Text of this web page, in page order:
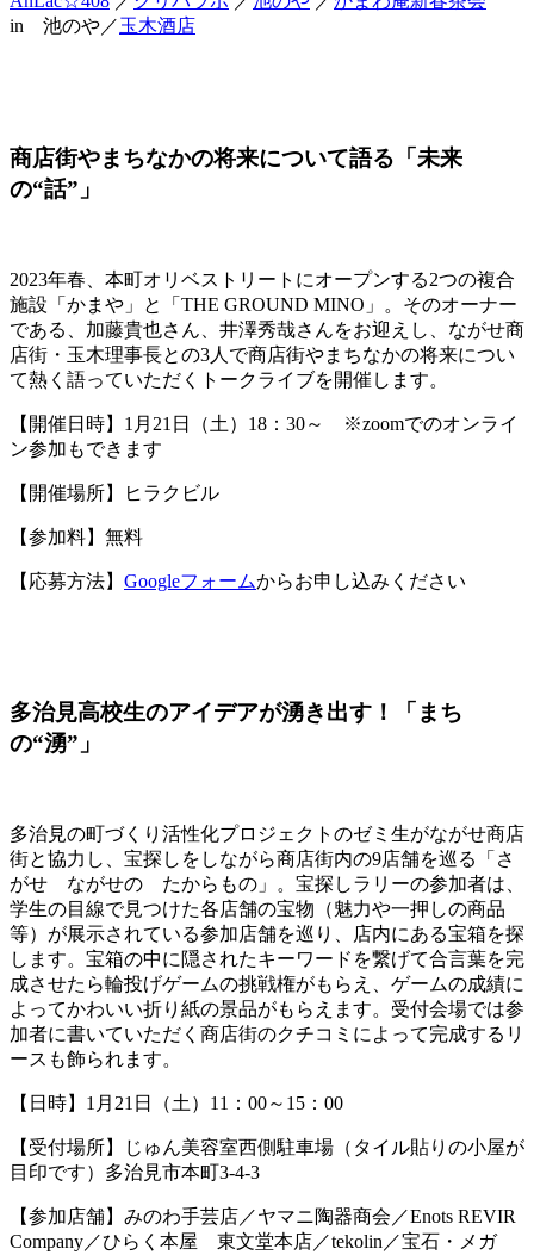
in 池のや／玉木酒店
商店街やまちなかの将来について語る「未来
の“話”」
2023年春、本町オリベストリートにオープンする2つの複合
施設「かまや」と「THE GROUND MINO」。そのオーナー
である、加藤貴也さん、井澤秀哉さんをお迎えし、ながせ商
店街・玉木理事長との3人で商店街やまちなかの将来につい
て熱く語っていただくトークライブを開催します。
【開催日時】1月21日（土）18：30～ ※zoomでのオンライ
ン参加もできます
【開催場所】ヒラクビル
【参加料】無料
【応募方法】 Googleフォームからお申し込みください
多治見高校生のアイデアが湧き出す！「 まち
の“湧”」
多治見の町づくり活性化プロジェクトのゼミ生がながせ商店
街と協力し、宝探しをしながら商店街内の9店舗を巡る「さ
がせ ながせの たからもの」。宝探しラリーの参加者は、
学生の目線で見つけた各店舗の宝物（魅力や一押しの商品
等）が展示されている参加店舗を巡り、店内にある宝箱を探
します。宝箱の中に隠されたキーワードを繋げて合言葉を完
成させたら輪投げゲームの挑戦権がもらえ、ゲームの成績に
よってかわいい折り紙の景品がもらえます。受付会場では参
加者に書いていただく商店街のクチコミによって完成するリ
ースも飾られます。
【日時】1月21日（土）11：00～15：00
【受付場所】じゅん美容室西側駐車場（タイル貼りの小屋が
目印です）多治見市本町3-4-3
【参加店舗】みのわ手芸店／ヤマニ陶器商会／Enots REVIR
Company／ひらく本屋 東文堂本店／tekolin／宝石・メガ